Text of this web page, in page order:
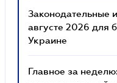
Законодательные
августе 2026 для
Украине
Главное за неделю: